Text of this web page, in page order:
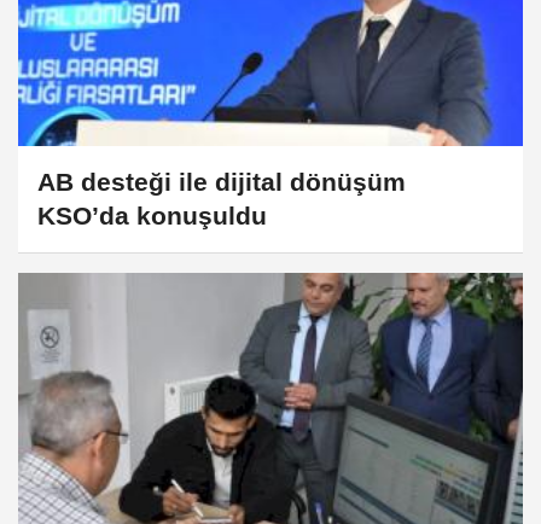
AB desteği ile dijital dönüşüm
KSO’da konuşuldu